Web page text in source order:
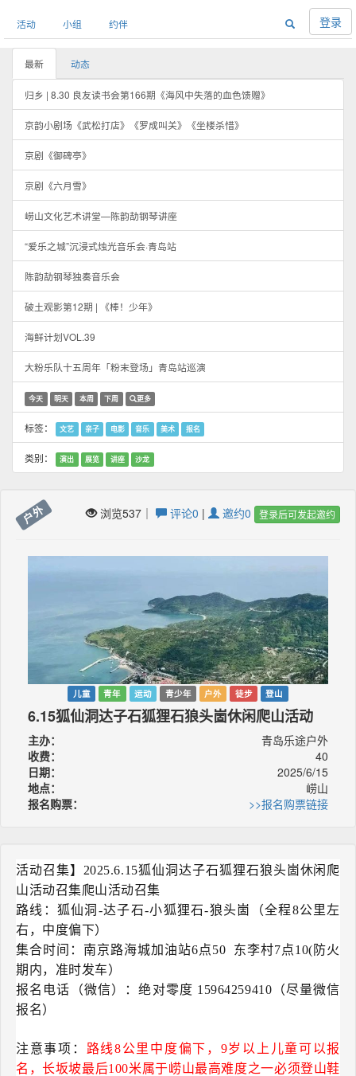
活动 小组 约伴 登录
最新 动态
归乡 | 8.30 良友读书会第166期《海风中失落的血色馈赠》
京韵小剧场《武松打店》《罗成叫关》《坐楼杀惜》
京剧《御碑亭》
京剧《六月雪》
崂山文化艺术讲堂—陈韵劼钢琴讲座
“爱乐之城”沉浸式烛光音乐会·青岛站
陈韵劼钢琴独奏音乐会
破土观影第12期 | 《棒！少年》
海鲜计划VOL.39
大粉乐队十五周年「粉末登场」青岛站巡演
今天 明天 本周 下周 更多
标签： 文艺 亲子 电影 音乐 美术 报名
类别： 演出 展览 讲座 沙龙
户外 浏览537｜ 评论0 | 邀约0 登录后可发起邀约
儿童 青年 运动 青少年 户外 徒步 登山
6.15狐仙洞达子石狐狸石狼头崮休闲爬山活动
主办：
青岛乐途户外
收费：
40
日期：
2025/6/15
地点：
崂山
报名购票：
>>报名购票链接
活动召集】2025.6.15狐仙洞达子石狐狸石狼头崮休闲爬
山活动召集爬山活动召集
路线：狐仙洞-达子石-小狐狸石-狼头崮（全程8公里左
右，中度偏下）
集合时间：南京路海城加油站6点50 东李村7点10(防火
期内，准时发车）
报名电话（微信）：绝对零度 15964259410（尽量微信
报名）
注意事项： 路线8公里中度偏下，9岁以上儿童可以报
名，长坂坡最后100米属于崂山最高难度之一必须登山鞋